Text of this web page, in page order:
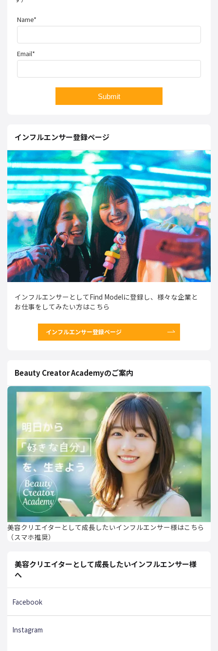
Name*
Email*
インフルエンサー登録ページ
インフルエンサーとしてFind Modelに登録し、様々な企業と
お仕事をしてみたい方はこちら
インフルエンサー登録ページ
Beauty Creator Academyのご案内
美容クリエイターとして成長したいインフルエンサー様はこちら
（スマホ推奨）
美容クリエイターとして成長したいインフルエンサー様
へ
Facebook
Instagram